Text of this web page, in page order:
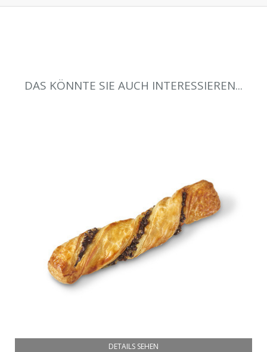
DAS KÖNNTE SIE AUCH INTERESSIEREN...
DETAILS SEHEN